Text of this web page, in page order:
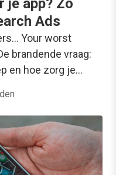
je app? Zo
Ads
Your worst
brandende vraag:
en hoe zorg je…